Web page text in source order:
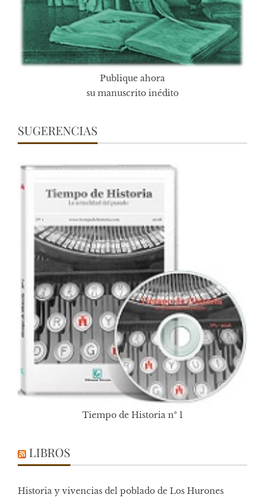
Publique ahora
su manuscrito inédito
SUGERENCIAS
Tiempo de Historia nº 1
LIBROS
Historia y vivencias del poblado de Los Hurones